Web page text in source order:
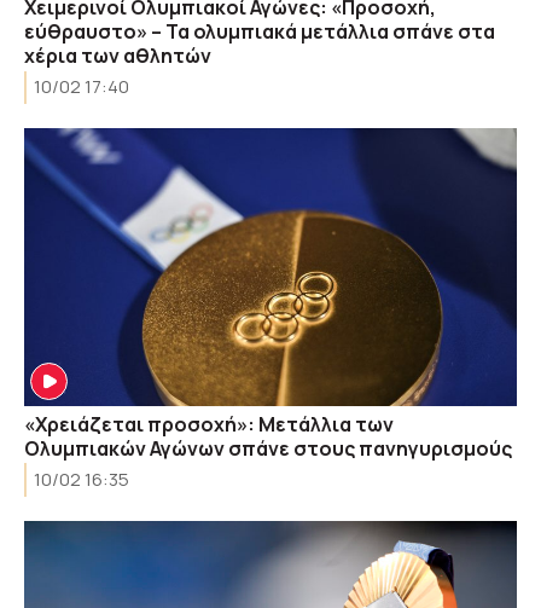
Χειμερινοί Ολυμπιακοί Αγώνες: «Προσοχή,
εύθραυστο» – Τα ολυμπιακά μετάλλια σπάνε στα
χέρια των αθλητών
10/02 17:40
«Χρειάζεται προσοχή»: Μετάλλια των
Ολυμπιακών Αγώνων σπάνε στους πανηγυρισμούς
10/02 16:35